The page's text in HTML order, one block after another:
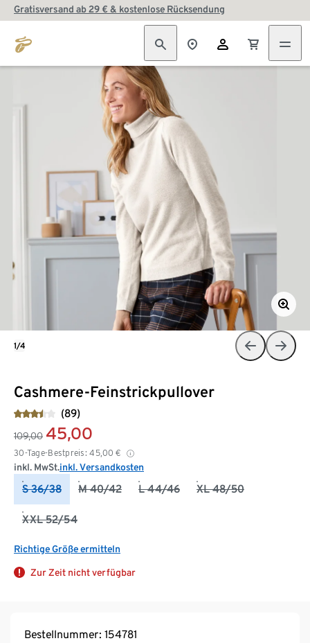
Gratisversand ab 29 € & kostenlose Rücksendung
Cashmere-Feinstrickpullover
(89)
109,00 45,00
30-Tage-Bestpreis: 45,00 €
inkl. MwSt.inkl. Versandkosten
S 36/38 M 40/42 L 44/46 XL 48/50
XXL 52/54
Richtige Größe ermitteln
Zur Zeit nicht verfügbar
1/4
Bestellnummer: 154781